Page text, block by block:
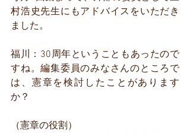
村浩史先生にもアドバイスをいただき
ました。
福川：30周年ということもあったので
すね。編集委員のみなさんのところで
は、憲章を検討したことがあります
か？
（憲章の役割）